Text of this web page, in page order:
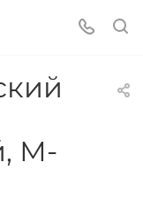
М-